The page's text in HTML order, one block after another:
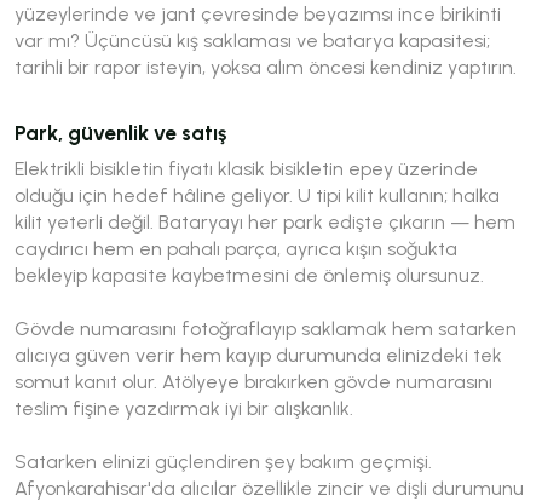
yüzeylerinde ve jant çevresinde beyazımsı ince birikinti
var mı? Üçüncüsü kış saklaması ve batarya kapasitesi;
tarihli bir rapor isteyin, yoksa alım öncesi kendiniz yaptırın.
Park, güvenlik ve satış
Elektrikli bisikletin fiyatı klasik bisikletin epey üzerinde
olduğu için hedef hâline geliyor. U tipi kilit kullanın; halka
kilit yeterli değil. Bataryayı her park edişte çıkarın — hem
caydırıcı hem en pahalı parça, ayrıca kışın soğukta
bekleyip kapasite kaybetmesini de önlemiş olursunuz.
Gövde numarasını fotoğraflayıp saklamak hem satarken
alıcıya güven verir hem kayıp durumunda elinizdeki tek
somut kanıt olur. Atölyeye bırakırken gövde numarasını
teslim fişine yazdırmak iyi bir alışkanlık.
Satarken elinizi güçlendiren şey bakım geçmişi.
Afyonkarahisar'da alıcılar özellikle zincir ve dişli durumunu